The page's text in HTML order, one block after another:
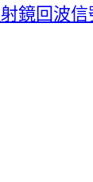
鏡回波信